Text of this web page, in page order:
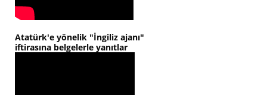
Atatürk'e yönelik "İngiliz ajanı"
iftirasına belgelerle yanıtlar